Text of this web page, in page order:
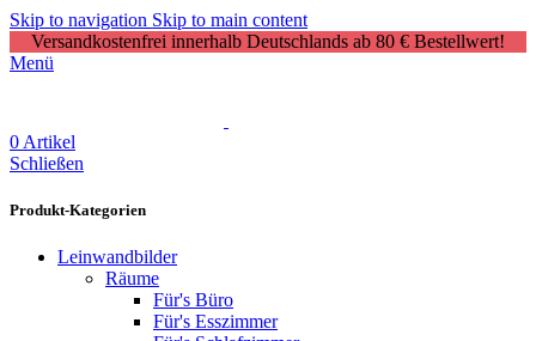
Skip to navigation Skip to main content
Versandkostenfrei innerhalb Deutschlands ab 80 € Bestellwert!
Menü
0 Artikel
Schließen
Produkt-Kategorien
Leinwandbilder
Räume
Für's Büro
Für's Esszimmer